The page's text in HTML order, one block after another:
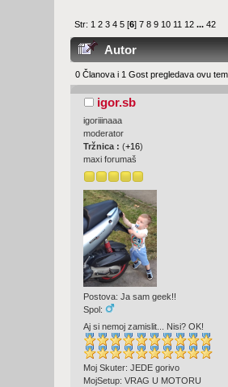
Str: 1 2 3 4 5 [6]7 8 9 10 11 12 ...42
Autor
0 Članova i 1 Gost pregledava ovu
igor.sb
igoriiinaaa
moderator
Tržnica :(+16)
maxi forumaš
Postova: Ja sam geek!!
Spol:
Aj si nemoj zamislit... Nisi? OK!
Moj Skuter: JEDE gorivo
MojSetup: VRAG U MOTORU